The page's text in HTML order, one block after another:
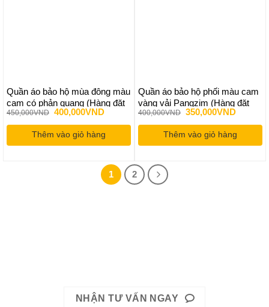
Quần áo bảo hộ mùa đông màu
cam có phản quang (Hàng đặt
may)
450,000VND Giá
là:
450,000VND.
400,000VNDGiá
tại
là:
400,000VND.
Thêm vào giỏ hàng
Quần áo bảo hộ phối màu cam
vàng vải Pangzim (Hàng đặt
may)
400,000VND Giá
là:
400,000VND.
350,000VNDGiá
tại
là:
Thêm vào giỏ hàng
1 2
NHẬN TƯ VẤN NGAY